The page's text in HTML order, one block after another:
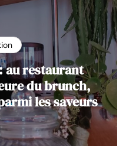
au restaurant
du brunch,
les saveurs